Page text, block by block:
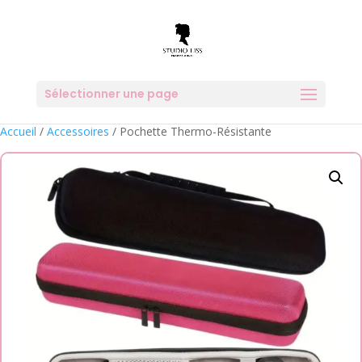
Sélectionner une page
Accueil / Accessoires / Pochette Thermo-Résistante